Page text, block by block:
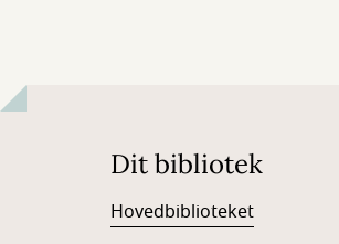
Dit bibliotek
Hovedbiblioteket